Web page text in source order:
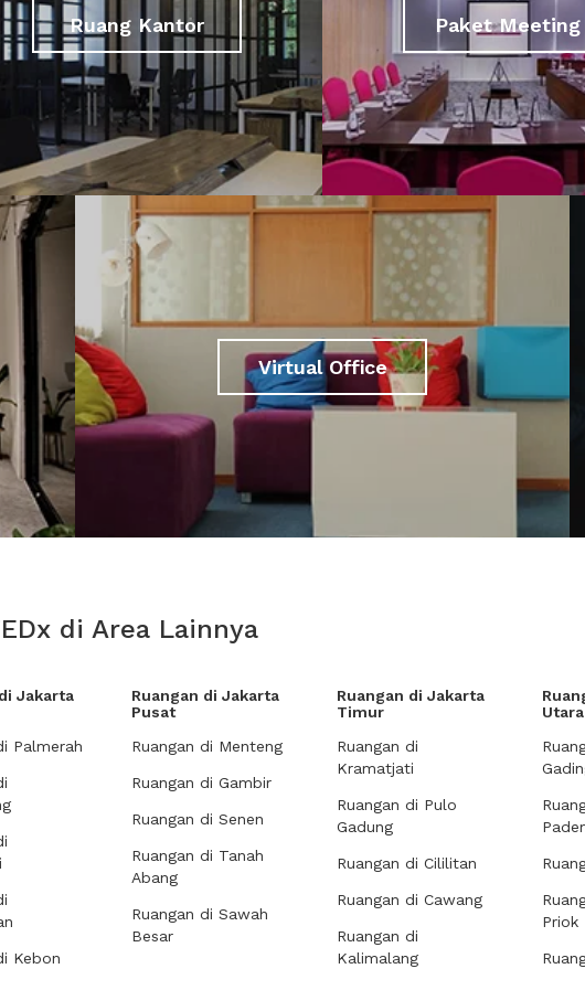
Ruang Kantor Paket Meeting
Virtual Office
di Area Lainnya
Jakarta
Palmerah
Kebon
Ruangan di Jakarta
Pusat
Ruangan di Menteng
Ruangan di Gambir
Ruangan di Senen
Ruangan di Tanah
Abang
Ruangan di Sawah
Besar
Ruangan di Jakarta
Timur
Ruangan di
Kramatjati
Ruangan di Pulo
Gadung
Ruangan di Cililitan
Ruangan di Cawang
Ruangan di
Kalimalang
Utara
Priok